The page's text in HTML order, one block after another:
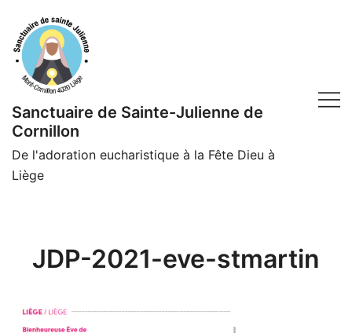
content
Sanctuaire de Sainte-Julienne de
Cornillon
De l'adoration eucharistique à la Fête Dieu à
Liège
JDP-2021-eve-stmartin